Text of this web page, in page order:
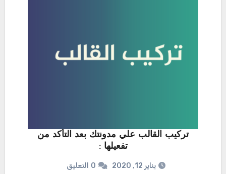
تركيب القالب علي مدونتك بعد التأكد من
تفعيلها :
يناير 12, 2020 0 التعليق